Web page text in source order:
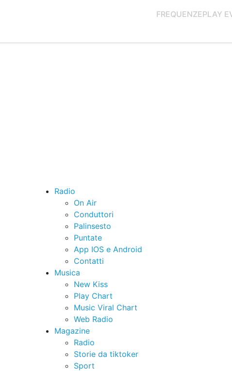
FREQUENZEPLAY
Radio
On Air
Conduttori
Palinsesto
Puntate
App IOS e Android
Contatti
Musica
New Kiss
Play Chart
Music Viral Chart
Web Radio
Magazine
Radio
Storie da tiktoker
Sport